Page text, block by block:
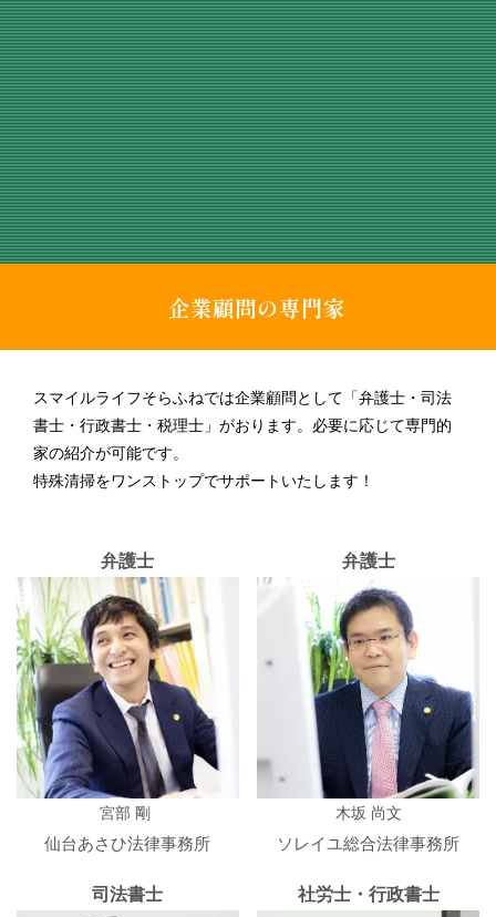
[%title%]
続きを読む
企業顧問の専門家
スマイルライフそらふねでは企業顧問として「弁護士・司法
書士・行政書士・税理士」がおります。必要に応じて専門的
家の紹介が可能です。
特殊清掃をワンストップでサポートいたします！
弁護士
宮部 剛
仙台あさひ法律事務所
弁護士
木坂 尚文
ソレイユ総合法律事務所
司法書士 社労士・行政書士